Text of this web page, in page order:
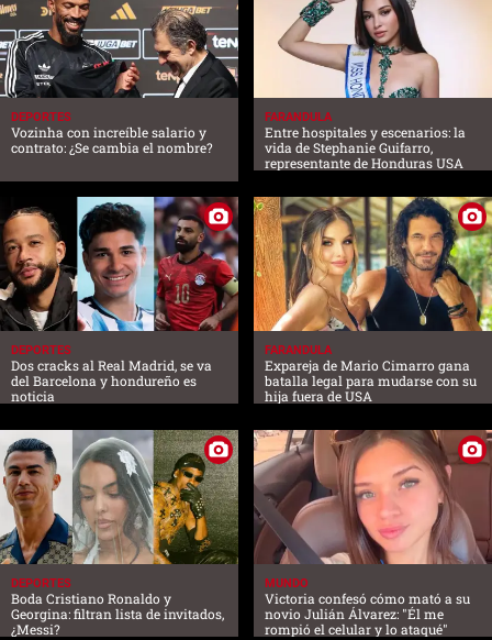
DEPORTES
Vozinha con increíble salario y
contrato: ¿Se cambia el nombre?
FARANDULA
Entre hospitales y escenarios: la
vida de Stephanie Guifarro,
representante de Honduras USA
DEPORTES
Dos cracks al Real Madrid, se va
del Barcelona y hondureño es
noticia
FARANDULA
Expareja de Mario Cimarro gana
batalla legal para mudarse con su
hija fuera de USA
DEPORTES
Boda Cristiano Ronaldo y
Georgina: filtran lista de invitados,
¿Messi?
MUNDO
Victoria confesó cómo mató a su
novio Julián Álvarez: "Él me
rompió el celular y lo ataqué"